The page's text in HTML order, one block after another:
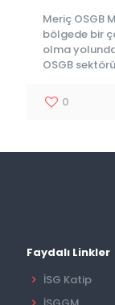
Meriç OSGB
bölgede bir
olma
OSGB
0
Faydalı Linkler
İSG Katip